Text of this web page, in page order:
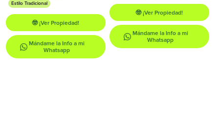
Estilo Tradicional
🤓 ¡Ver Propiedad!
Mándame la Info a mi
Whatsapp
🤓 ¡Ver Propiedad!
Mándame la Info a mi
Whatsapp